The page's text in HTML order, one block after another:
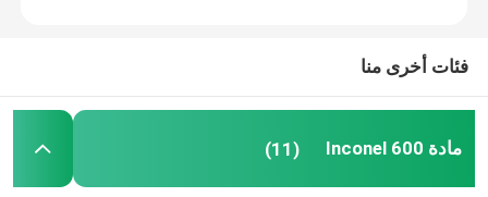
سبيكة مونيل K500
فئات أخرى منا
مادة Inconel 600 (11)